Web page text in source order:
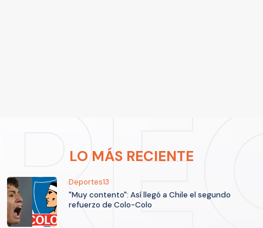
LO MÁS RECIENTE
Deportes13
"Muy contento": Así llegó a Chile el segundo
refuerzo de Colo-Colo